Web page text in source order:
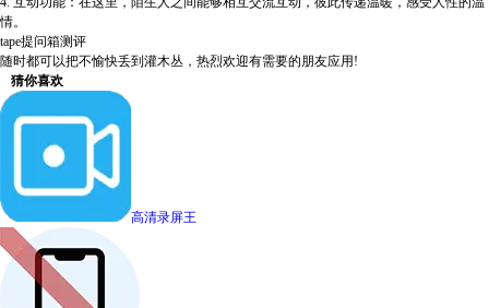
情。
tape提问箱测评
随时都可以把不愉快丢到灌木丛，热烈欢迎有需要的朋友应用!
猜你喜欢
高清录屏王